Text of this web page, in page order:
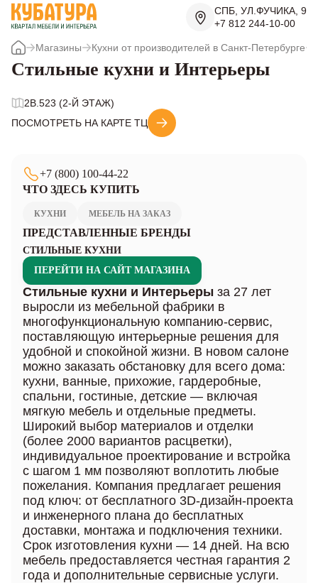
СПБ, УЛ.ФУЧИКА, 9
+7 812 244-10-00
Магазины Кухни от производителей в Санкт-Петербурге
Стильные кухни и Интерьеры
2B.523 (2-Й ЭТАЖ)
ПОСМОТРЕТЬ НА КАРТЕ ТЦ
+7 (800) 100-44-22
ЧТО ЗДЕСЬ КУПИТЬ
КУХНИ МЕБЕЛЬ НА ЗАКАЗ
ПРЕДСТАВЛЕННЫЕ БРЕНДЫ
СТИЛЬНЫЕ КУХНИ
ПЕРЕЙТИ НА САЙТ МАГАЗИНА
Стильные кухни и Интерьеры за 27 лет
выросли из мебельной фабрики в
многофункциональную компанию-сервис,
поставляющую интерьерные решения для
удобной и спокойной жизни. В новом салоне
можно заказать обстановку для всего дома:
кухни, ванные, прихожие, гардеробные,
спальни, гостиные, детские — включая
мягкую мебель и отдельные предметы.
Широкий выбор материалов и отделки
(более 2000 вариантов расцветки),
индивидуальное проектирование и встройка
с шагом 1 мм позволяют воплотить любые
пожелания. Компания предлагает решения
под ключ: от бесплатного 3D-дизайн-проекта
и инженерного плана до бесплатных
доставки, монтажа и подключения техники.
Срок изготовления кухни — 14 дней. На всю
мебель предоставляется честная гарантия 2
года и дополнительные сервисные услуги.